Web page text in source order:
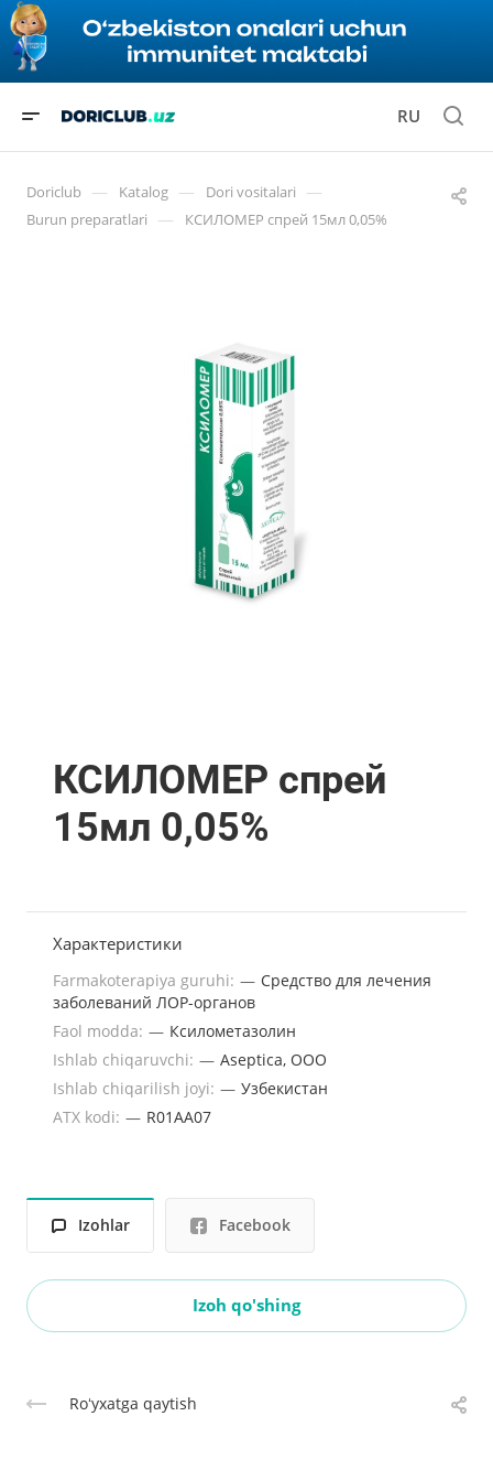
RU
Doriclub — Katalog — Dori vositalari —
Burun preparatlari — КСИЛОМЕР спрей 15мл 0,05%
КСИЛОМЕР спрей
15мл 0,05%
Характеристики
Farmakoterapiya guruhi: — Средство для лечения
заболеваний ЛОР-органов
Faol modda: — Ксилометазолин
Ishlab chiqaruvchi: — Aseptica, ООО
Ishlab chiqarilish joyi: — Узбекистан
ATX kodi: — R01AA07
Izohlar Facebook
Izoh qo'shing
Roʻyxatga qaytish